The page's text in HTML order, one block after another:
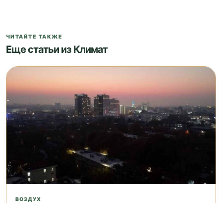
ЧИТАЙТЕ ТАКЖЕ
Еще статьи из Климат
ВОЗДУХ